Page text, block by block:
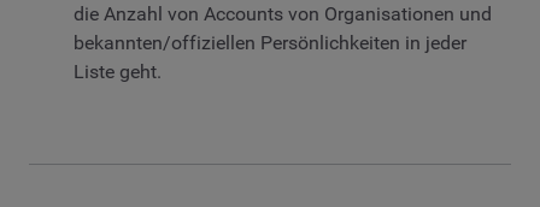
die Anzahl von Accounts von Organisationen und
bekannten/offiziellen Persönlichkeiten in jeder
Liste geht.